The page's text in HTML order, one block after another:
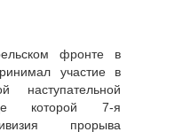
фронте в
участие в
наступательной
которой 7-я
прорыва